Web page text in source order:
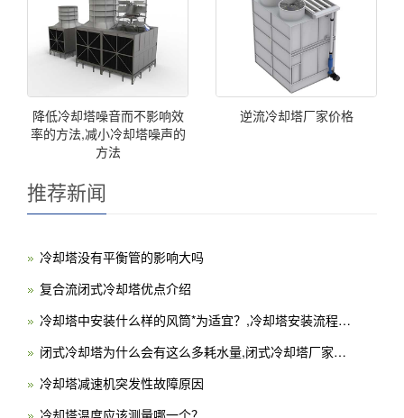
降低冷却塔噪音而不影响效
率的方法,减小冷却塔噪声的
方法
逆流冷却塔厂家价格
推荐新闻
冷却塔没有平衡管的影响大吗
复合流闭式冷却塔优点介绍
冷却塔中安装什么样的风筒*为适宜？,冷却塔安装流程…
闭式冷却塔为什么会有这么多耗水量,闭式冷却塔厂家…
冷却塔减速机突发性故障原因
冷却塔温度应该测量哪一个？